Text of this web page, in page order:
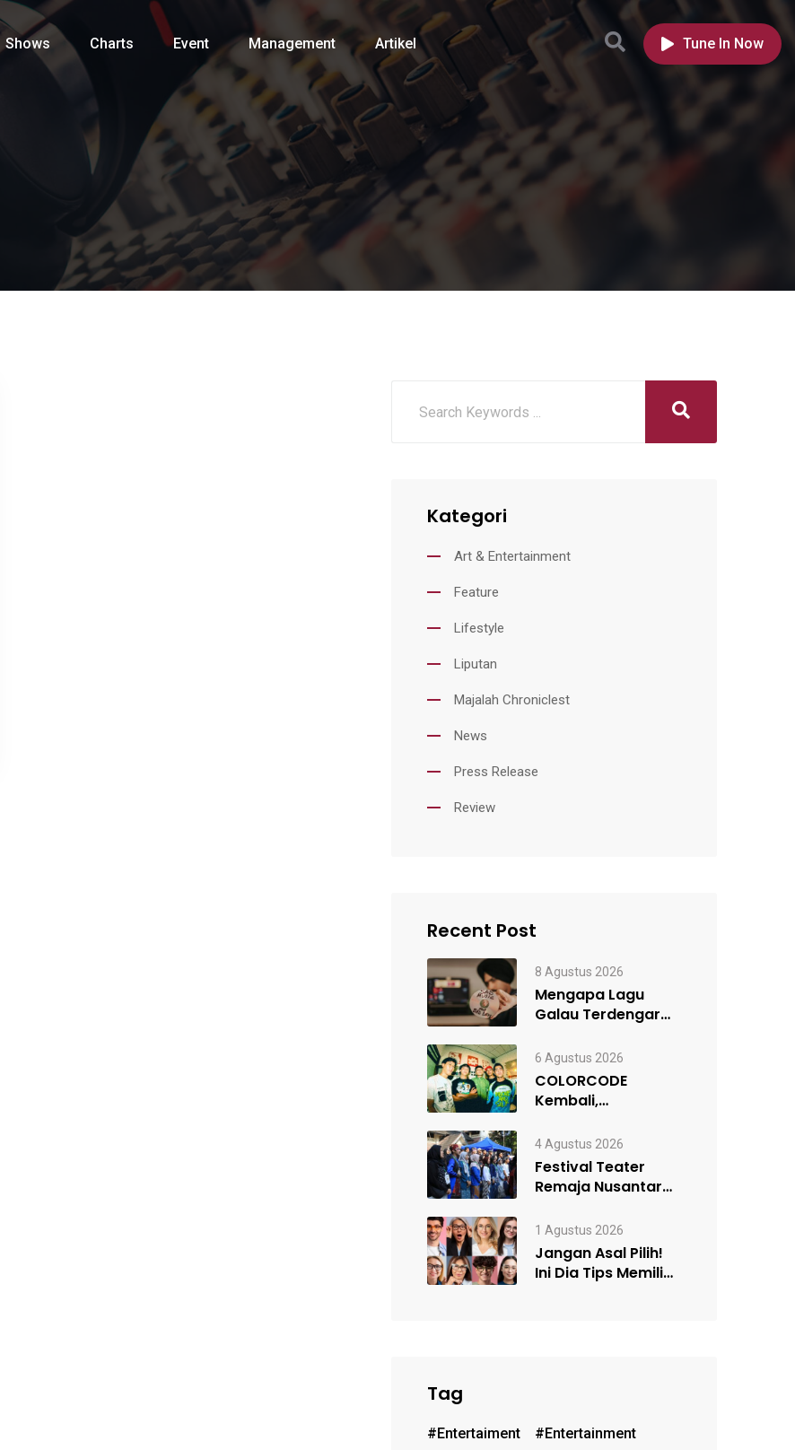
Shows Charts Event Management Artikel Tune In Now
Kategori
Art & Entertainment
Feature
Lifestyle
Liputan
Majalah Chroniclest
News
Press Release
Review
Recent Post
8 Agustus 2026
Mengapa Lagu
Galau Terdengar
Ini dia
Penjelasannya!
6 Agustus 2026
COLORCODE
Kembali,
Menuju Constant
Change
4 Agustus 2026
Festival Teater
Remaja Nusantara
Satukan Kelompok
Teater…
1 Agustus 2026
Jangan Asal Pilih!
Ini Dia Tips Memilih
Tag
#entertaiment
#entertainment